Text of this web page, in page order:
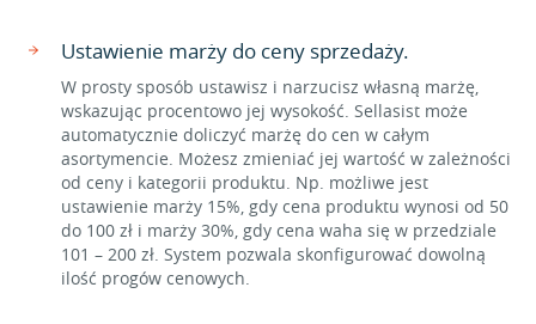
Ustawienie marży do ceny sprzedaży.
W prosty sposób ustawisz i narzucisz własną marżę,
wskazując procentowo jej wysokość. Sellasist może
automatycznie doliczyć marżę do cen w całym
asortymencie. Możesz zmieniać jej wartość w zależności
od ceny i kategorii produktu. Np. możliwe jest
ustawienie marży 15%, gdy cena produktu wynosi od 50
do 100 zł i marży 30%, gdy cena waha się w przedziale
101 – 200 zł. System pozwala skonfigurować dowolną
ilość progów cenowych.